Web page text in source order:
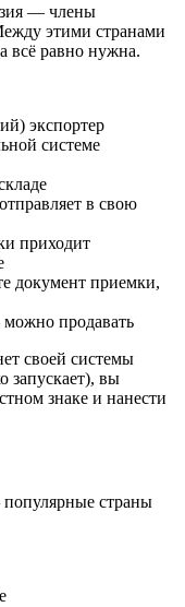
— члены
этими странами
всё равно нужна.
экспортер
системе
в свою
приходит
документ приемки,
продавать
своей системы
запускает), вы
знаке и нанести
страны